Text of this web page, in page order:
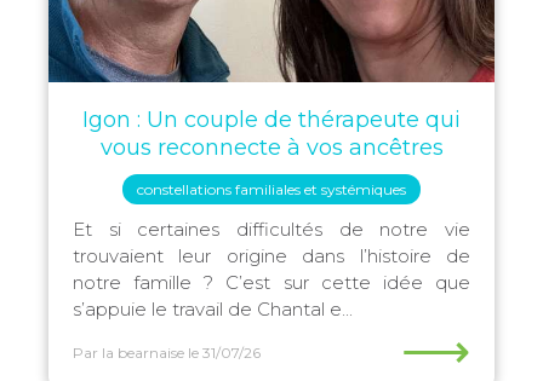
Igon : Un couple de thérapeute qui
vous reconnecte à vos ancêtres
constellations familiales et systémiques
Et si certaines difficultés de notre vie
trouvaient leur origine dans l’histoire de
notre famille ? C’est sur cette idée que
s’appuie le travail de Chantal e...
Par la bearnaise le 31/07/26 ⟶